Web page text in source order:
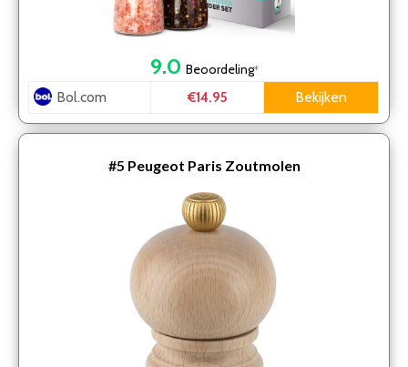
9.0 Beoordeling*
Bol.com €14.95 Bekijken
#5 Peugeot Paris Zoutmolen